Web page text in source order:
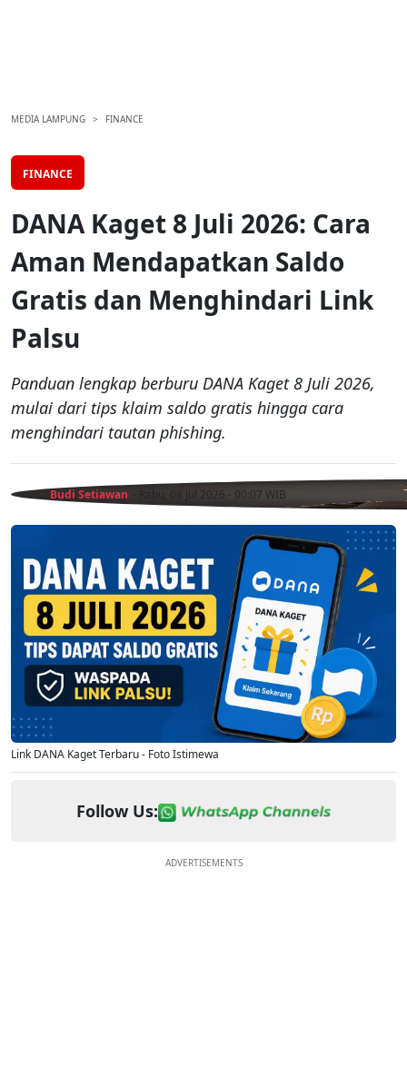
MEDIA LAMPUNG FINANCE
FINANCE
DANA Kaget 8 Juli 2026: Cara
Aman Mendapatkan Saldo
Gratis dan Menghindari Link
Palsu
Panduan lengkap berburu DANA Kaget 8 Juli 2026,
mulai dari tips klaim saldo gratis hingga cara
menghindari tautan phishing.
Budi Setiawan - Rabu, 08 Jul 2026 - 00:07 WIB
Link DANA Kaget Terbaru - Foto Istimewa
Follow Us:
ADVERTISEMENTS